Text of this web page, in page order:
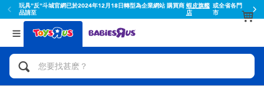
玩具"反"斗城官網已於2024年12月18日轉型為企業網站 購買商
品請至
蝦皮旗艦
店
或全省各門
市
返回
分類目錄
人氣英雄,角色扮演,射擊玩具
返回
品牌
Toy Story玩具總動員